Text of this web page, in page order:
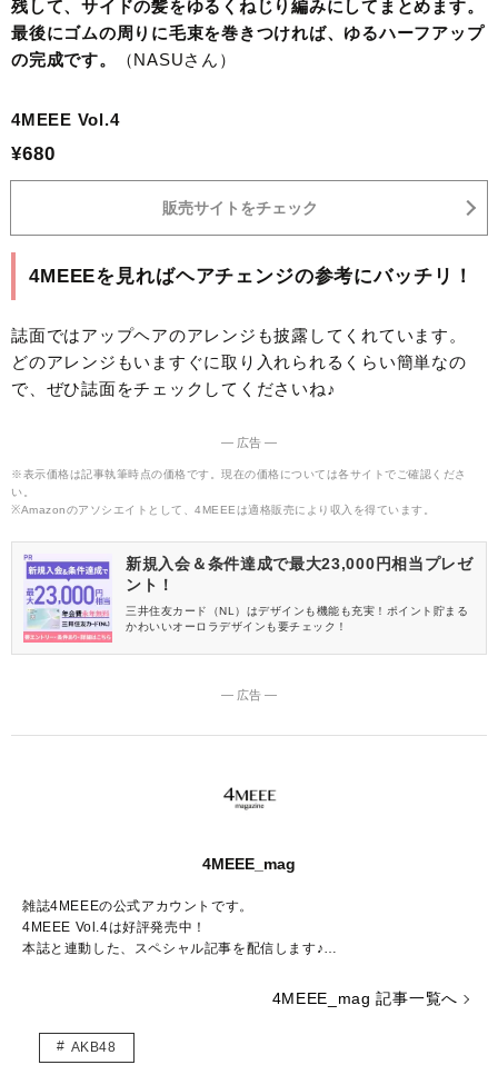
残して、サイドの髪をゆるくねじり編みにしてまとめます。
最後にゴムの周りに毛束を巻きつければ、ゆるハーフアップ
の完成です。
（NASUさん）
4MEEE Vol.4
¥680
販売サイトをチェック
4MEEEを見ればヘアチェンジの参考にバッチリ！
誌面ではアップヘアのアレンジも披露してくれています。
どのアレンジもいますぐに取り入れられるくらい簡単なの
で、ぜひ誌面をチェックしてくださいね♪
― 広告 ―
※表示価格は記事執筆時点の価格です。現在の価格については各サイトでご確認くださ
い。
※Amazonのアソシエイトとして、4MEEEは適格販売により収入を得ています。
新規入会＆条件達成で最大23,000円相当プレゼ
ント！
三井住友カード（NL）はデザインも機能も充実！ポイント貯まる
かわいいオーロラデザインも要チェック！
― 広告 ―
4MEEE_mag
雑誌4MEEEの公式アカウントです。
4MEEE Vol.4は好評発売中！
本誌と連動した、スペシャル記事を配信します♪
https://www.amazon.co.jp/dp/4073
4MEEE_mag 記事一覧へ
AKB48